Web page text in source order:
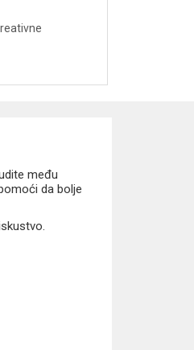
među
da bolje